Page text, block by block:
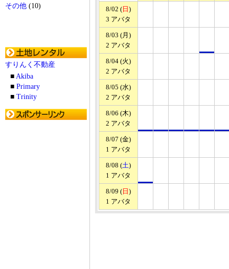
その他 (10)
すりんく不動産
■ Akiba
■ Primary
■ Trinity
8/02 ( 日 )
3 アバタ
8/03 (月)
2 アバタ
8/04 (火)
2 アバタ
8/05 (水)
2 アバタ
8/06 (木)
2 アバタ
8/07 (金)
1 アバタ
8/08 (土)
1 アバタ
8/09 ( 日 )
1 アバタ